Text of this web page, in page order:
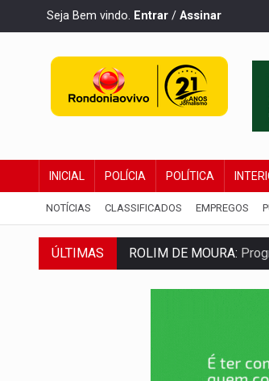
Seja Bem vindo. Entrar / Assinar
INICIAL POLÍCIA POLÍTICA
NOTÍCIAS CLASSIFICADOS EMPREGOS
ÚLTIMAS
ROLIM DE MOURA:
VIOLÊNCIA VICÁRIA:
INDISPONÍVEL:
Acidente